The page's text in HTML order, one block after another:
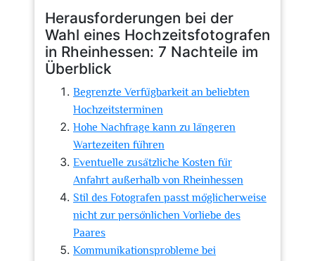
Herausforderungen bei der
Wahl eines Hochzeitsfotografen
in Rheinhessen: 7 Nachteile im
Überblick
Begrenzte Verfügbarkeit an beliebten
Hochzeitsterminen
Hohe Nachfrage kann zu längeren
Wartezeiten führen
Eventuelle zusätzliche Kosten für
Anfahrt außerhalb von Rheinhessen
Stil des Fotografen passt möglicherweise
nicht zur persönlichen Vorliebe des
Paares
Kommunikationsprobleme bei